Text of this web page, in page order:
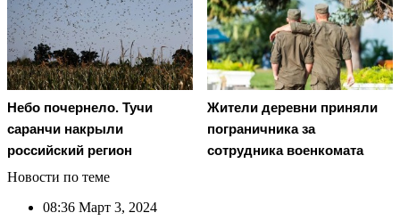
Небо почернело. Тучи
саранчи накрыли
российский регион
Жители деревни приняли
пограничника за
сотрудника военкомата
Новости по теме
08:36 Март 3, 2024